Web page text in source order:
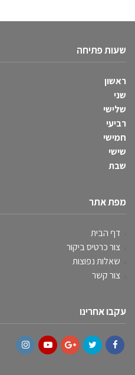
שעות פתיחה
ראשון
שני
שלישי
רביעי
חמישי
שישי
שבת
מפת אתר
דף הבית
צור כרטיס ביקור
שאלות נפוצות
צור קשר
עקבו אחרינו